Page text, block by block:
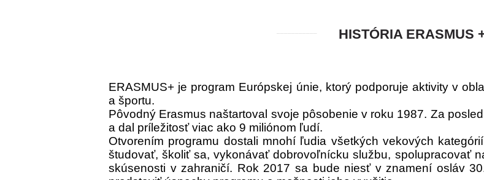
HISTÓRIA ERASMUS
ERASMUS+ je program Európskej únie, ktorý podporuje aktivity v
a športu.
Pôvodný Erasmus naštartoval svoje pôsobenie v roku 1987. Za
a dal príležitosť viac ako 9 miliónom ľudí.
Otvorením programu dostali mnohí ľudia všetkých vekových
študovať, školiť sa, vykonávať dobrovoľnícku službu, spolupracovať
skúsenosti v zahraničí. Rok 2017 sa bude niesť v znamení osláv